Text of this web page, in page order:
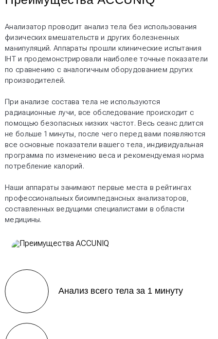
Анализатор проводит анализ тела без использования
физических вмешательств и других болезненных
манипуляций. Аппараты прошли клинические испытания
IHT и продемонстрировали наиболее точные показатели
по сравнению с аналогичным оборудованием других
производителей.
При анализе состава тела не используются
радиационные лучи, все обследование происходит с
помощью безопасных низких частот. Весь сеанс длится
не больше 1 минуты, после чего перед вами появляются
все основные показатели вашего тела, индивидуальная
программа по изменению веса и рекомендуемая норма
потребление калорий.
Наши аппараты занимают первые места в рейтингах
профессиональных биоимпедансных анализаторов,
составленных ведущими специалистами в области
медицины.
Анализ всего тела за 1 минуту